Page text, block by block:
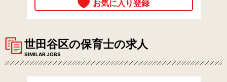
世田谷区の保育士の求人
SIMILAR JOBS